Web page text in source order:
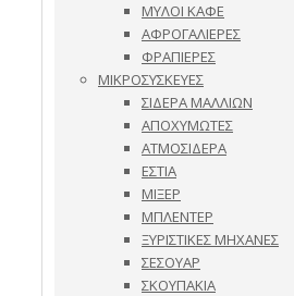
ΜΥΛΟΙ ΚΑΦΕ
ΑΦΡΟΓΑΛΙΕΡΕΣ
ΦΡΑΠΙΕΡΕΣ
ΜΙΚΡΟΣΥΣΚΕΥΕΣ
ΣΙΔΕΡΑ ΜΑΛΛΙΩΝ
ΑΠΟΧΥΜΩΤΕΣ
ΑΤΜΟΣΙΔΕΡΑ
ΕΣΤΙΑ
ΜΙΞΕΡ
ΜΠΛΕΝΤΕΡ
ΞΥΡΙΣΤΙΚΕΣ ΜΗΧΑΝΕΣ
ΣΕΣΟΥΑΡ
ΣΚΟΥΠΑΚΙΑ